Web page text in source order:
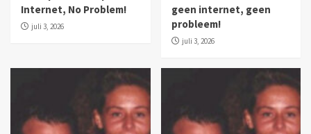
Internet, No Problem!
juli 3, 2026
geen internet, geen
probleem!
juli 3, 2026